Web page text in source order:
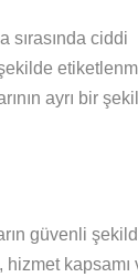
sırasında ciddi
ayrı bir
güvenli
kapsamı